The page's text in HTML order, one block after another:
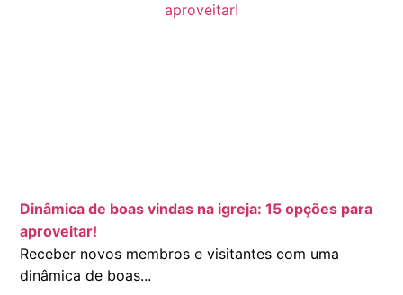
Dinâmica de boas vindas na igreja: 15 opções para
aproveitar!
Receber novos membros e visitantes com uma
dinâmica de boas...